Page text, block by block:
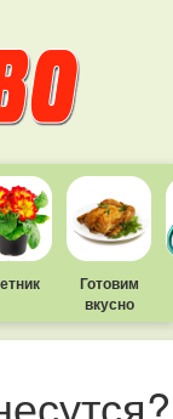
Готовим
вкусно